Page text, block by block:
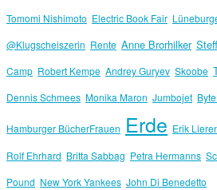
Tomomi Nishimoto Electric Book Fair
@Klugscheiszerin Rente Anne Brorhilker
Camp Robert Kempe Andrey Guryev Skoobe
Dennis Schmees Monika Maron Jumbojet
Hamburger BücherFrauen Erde Erik
Rolf Ehrhard Britta Sabbag Petra Hermanns
Pound New York Yankees John Di Benedetto